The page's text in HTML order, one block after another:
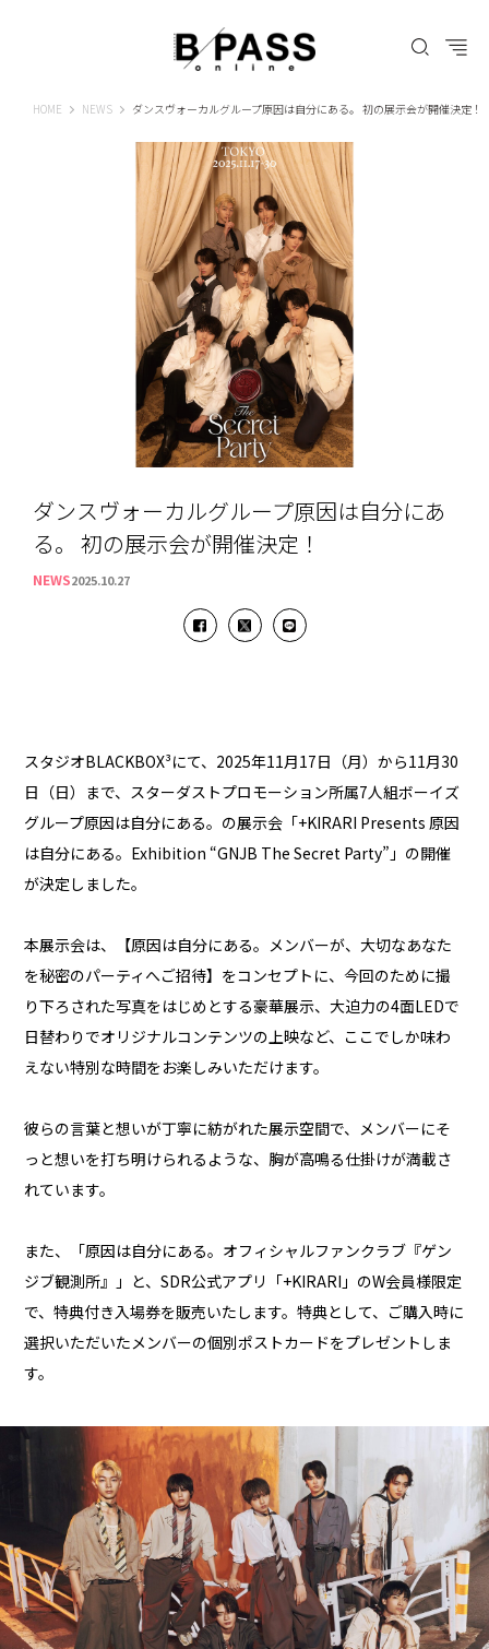
HOME B-PASS ONLINE
NEWS ダンスヴォーカルグループ原因は自分にある。 初の展示会が開催決定！
ダンスヴォーカルグループ原因は自分にあ
る。 初の展示会が開催決定！
NEWS2025.10.27
スタジオBLACKBOX³にて、2025年11月17日（月）から11月30
日（日）まで、スターダストプロモーション所属7人組ボーイズ
グループ原因は自分にある。の展示会「+KIRARI Presents 原因
は自分にある。Exhibition “GNJB The Secret Party”」の開催
が決定しました。
本展示会は、【原因は自分にある。メンバーが、大切なあなた
を秘密のパーティへご招待】をコンセプトに、今回のために撮
り下ろされた写真をはじめとする豪華展示、大迫力の4面LEDで
日替わりでオリジナルコンテンツの上映など、ここでしか味わ
えない特別な時間をお楽しみいただけます。
彼らの言葉と想いが丁寧に紡がれた展示空間で、メンバーにそ
っと想いを打ち明けられるような、胸が高鳴る仕掛けが満載さ
れています。
また、「原因は自分にある。オフィシャルファンクラブ『ゲン
ジブ観測所』」と、SDR公式アプリ「+KIRARI」のW会員様限定
で、特典付き入場券を販売いたします。特典として、ご購入時に
選択いただいたメンバーの個別ポストカードをプレゼントしま
す。